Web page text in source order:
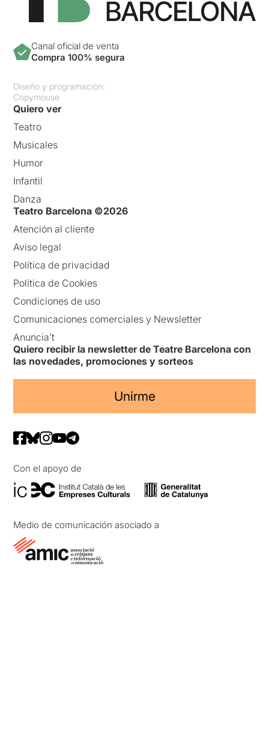
Canal oficial de venta
Compra 100% segura
Diseño y programación:
Copymouse
Quiero ver
Teatro
Musicales
Humor
Infantil
Danza
Teatro Barcelona ©2026
Atención al cliente
Aviso legal
Política de privacidad
Política de Cookies
Condiciones de uso
Comunicaciones comerciales y Newsletter
Anuncia’t
Quiero recibir la newsletter de Teatre Barcelona con
las novedades, promociones y sorteos
Unirme
Con el apoyo de
Medio de comunicación asociado a